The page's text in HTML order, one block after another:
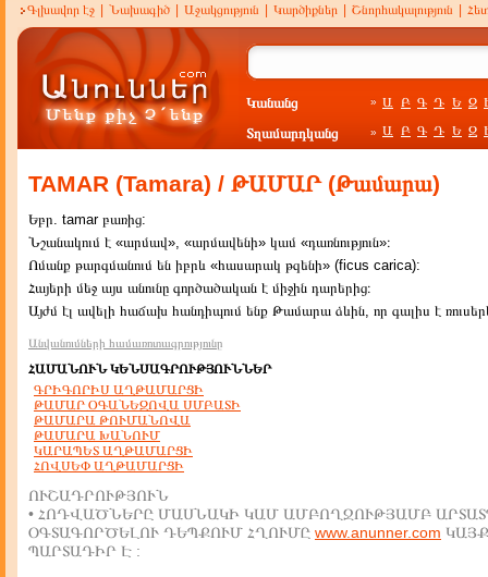
Գլխավոր էջ Նախագիծ Աջակցություն Կարծիքներ Շնորհակալություն
Կանանց » Ա Բ Գ Դ Ե Զ
Տղամարդկանց » Ա Բ Գ Դ Ե Զ
TAMAR (Tamara) / ԹԱՄԱՐ (Թամարա)
Եբր. tamar բառից:
Նշանակում է «արմավ», «արմավենի» կամ «դառնություն»։
Ոմանք թարգմանում են իբրև «հասարակ թզենի» (ficus carica):
Հայերի մեջ այս անունը գործածական է միջին դարերից։
Այժմ էլ ավելի հաճախ հանդիպում ենք Թամարա ձևին, որ գալիս է
Անվանումների համառոտագրությունը
ՀԱՄԱՆՈՒՆ ԿԵՆՍԱԳՐՈՒԹՅՈՒՆՆԵՐ
ԳՐԻԳՈՐԻՍ ԱՂԹԱՄԱՐՑԻ
ԹԱՄԱՐ ՕԳԱՆԵԶՈՎԱ ՍՄԲԱՏԻ
ԹԱՄԱՐԱ ԹՈՒՄԱՆՈՎԱ
ԹԱՄԱՐԱ ԽԱՆՈՒՄ
ԿԱՐԱՊԵՏ ԱՂԹԱՄԱՐՑԻ
ՀՈՎՍԵՓ ԱՂԹԱՄԱՐՑԻ
ՈՒՇԱԴՐՈՒԹՅՈՒՆ
• ՀՈԴՎԱԾՆԵՐԸ ՄԱՍՆԱԿԻ ԿԱՄ ԱՄԲՈՂՋՈՒԹՅԱՄԲ
ՕԳՏԱԳՈՐԾԵԼՈՒ ԴԵՊՔՈՒՄ ՀՂՈՒՄԸ www.anunner.com
ՊԱՐՏԱԴԻՐ Է :